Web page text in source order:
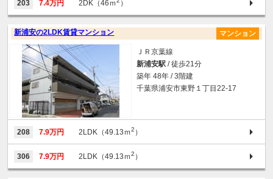
203 7.4万円 2DK（46ｍ ）
新浦安の2LDK賃貸マンション マンション
ＪＲ京葉線
新浦安駅 / 徒歩21分
築年 48年 / 3階建
千葉県浦安市東野１丁目22-17
208 7.9万円 2LDK（49.13ｍ2 ）
306 7.9万円 2LDK（49.13ｍ2 ）